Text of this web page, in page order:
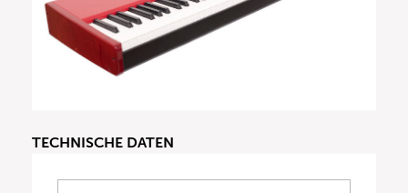
TECHNISCHE DATEN